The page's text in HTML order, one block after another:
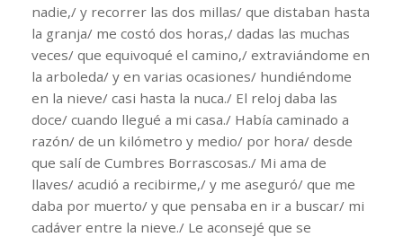
nadie,/ y recorrer las dos millas/ que distaban hasta
la granja/ me costó dos horas,/ dadas las muchas
veces/ que equivoqué el camino,/ extraviándome en
la arboleda/ y en varias ocasiones/ hundiéndome
en la nieve/ casi hasta la nuca./ El reloj daba las
doce/ cuando llegué a mi casa./ Había caminado a
razón/ de un kilómetro y medio/ por hora/ desde
que salí de Cumbres Borrascosas./ Mi ama de
llaves/ acudió a recibirme,/ y me aseguró/ que me
daba por muerto/ y que pensaba en ir a buscar/ mi
cadáver entre la nieve./ Le aconsejé que se